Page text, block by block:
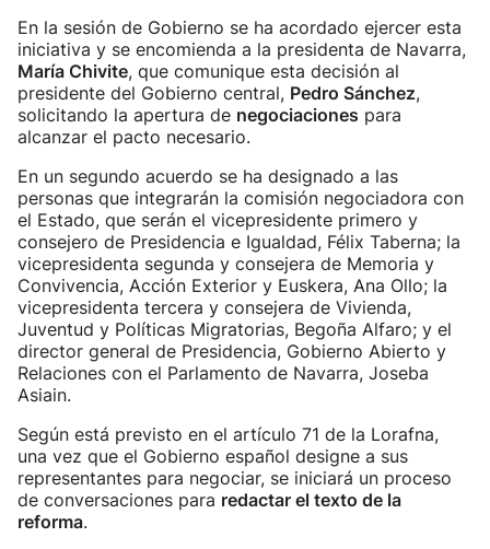
En la sesión de Gobierno se ha acordado ejercer esta
iniciativa y se encomienda a la presidenta de Navarra,
María Chivite, que comunique esta decisión al
presidente del Gobierno central, Pedro Sánchez,
solicitando la apertura de negociaciones para
alcanzar el pacto necesario.
En un segundo acuerdo se ha designado a las
personas que integrarán la comisión negociadora con
el Estado, que serán el vicepresidente primero y
consejero de Presidencia e Igualdad, Félix Taberna; la
vicepresidenta segunda y consejera de Memoria y
Convivencia, Acción Exterior y Euskera, Ana Ollo; la
vicepresidenta tercera y consejera de Vivienda,
Juventud y Políticas Migratorias, Begoña Alfaro; y el
director general de Presidencia, Gobierno Abierto y
Relaciones con el Parlamento de Navarra, Joseba
Asiain.
Según está previsto en el artículo 71 de la Lorafna,
una vez que el Gobierno español designe a sus
representantes para negociar, se iniciará un proceso
de conversaciones para redactar el texto de la
reforma.